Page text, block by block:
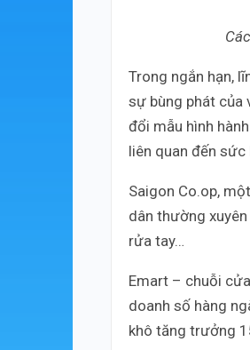
Trong ngắn hạn,
sự bùng phát của
đổi mẫu hình
liên quan đến
Saigon Co.op,
dân thường
rửa tay…
Emart – chuỗi
doanh số hàng
khô tăng trưởng